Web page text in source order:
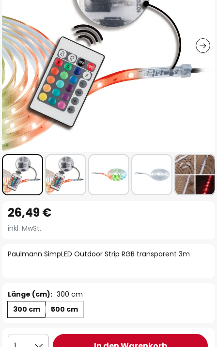
Anfang
der
springen
Paulmann SimpLED Outdoor Strip RGB transparent 3m
26,49 €
inkl. MwSt.
Länge (cm): 300 cm
300 cm
500 cm